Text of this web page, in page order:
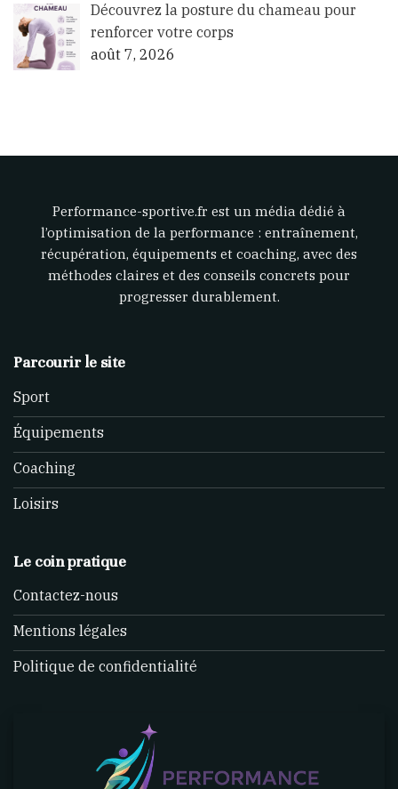
Découvrez la posture du chameau pour
renforcer votre corps
août 7, 2026
Performance-sportive.fr est un média dédié à
l’optimisation de la performance : entraînement,
récupération, équipements et coaching, avec des
méthodes claires et des conseils concrets pour
progresser durablement.
Parcourir le site
Sport
Équipements
Coaching
Loisirs
Le coin pratique
Contactez-nous
Mentions légales
Politique de confidentialité